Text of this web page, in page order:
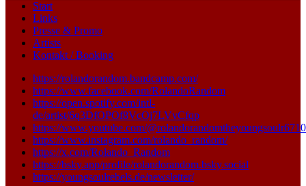
Start
Links
Presse & Promo
Artists
Kontakt / Booking
https://rolandorandom.bandcamp.com/
https://www.facebook.com/RolandoRandom
https://open.spotify.com/intl-
de/artist/6q3DfOPOf8VcOj7LVvCfqp
https://www.youtube.com/@rolandorandomtheyoungsoulr6710
https://www.instagram.com/rolando_random/
https://x.com/Rolando_Random
https://bsky.app/profile/rolandorandom.bsky.social
https://youngsoulrebels.de/newsletter/